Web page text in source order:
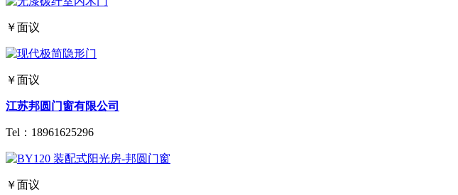
￥面议
￥面议
江苏邦圆门窗有限公司
Tel： 18961625296
￥面议